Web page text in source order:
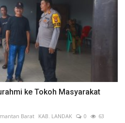
ke Tokoh Masyarakat
Barat KAB. LANDAK 0
63